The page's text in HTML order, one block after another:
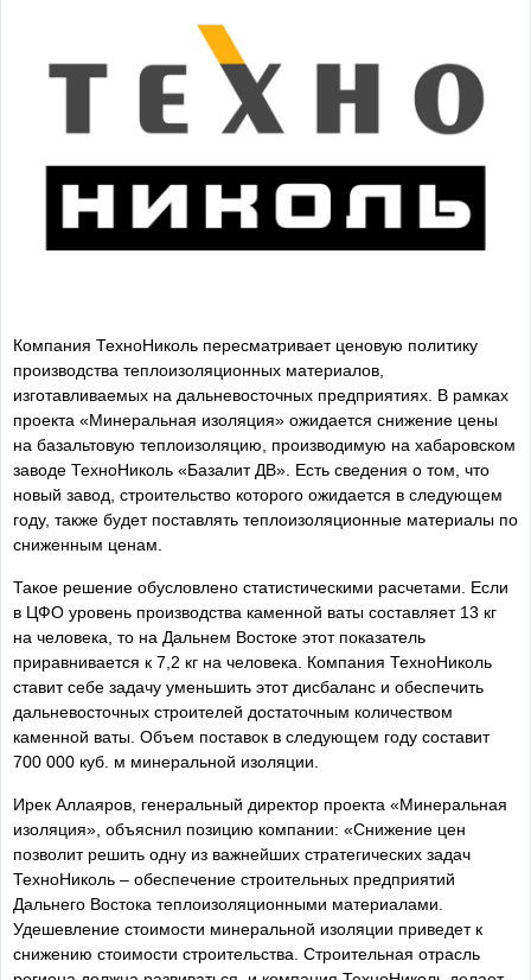
Компания ТехноНиколь пересматривает ценовую политику
производства теплоизоляционных материалов,
изготавливаемых на дальневосточных предприятиях. В рамках
проекта «Минеральная изоляция» ожидается снижение цены
на базальтовую теплоизоляцию, производимую на хабаровском
заводе ТехноНиколь «Базалит ДВ». Есть сведения о том, что
новый завод, строительство которого ожидается в следующем
году, также будет поставлять теплоизоляционные материалы по
сниженным ценам.
Такое решение обусловлено статистическими расчетами. Если
в ЦФО уровень производства каменной ваты составляет 13 кг
на человека, то на Дальнем Востоке этот показатель
приравнивается к 7,2 кг на человека. Компания ТехноНиколь
ставит себе задачу уменьшить этот дисбаланс и обеспечить
дальневосточных строителей достаточным количеством
каменной ваты. Объем поставок в следующем году составит
700 000 куб. м минеральной изоляции.
Ирек Аллаяров, генеральный директор проекта «Минеральная
изоляция», объяснил позицию компании: «Снижение цен
позволит решить одну из важнейших стратегических задач
ТехноНиколь – обеспечение строительных предприятий
Дальнего Востока теплоизоляционными материалами.
Удешевление стоимости минеральной изоляции приведет к
снижению стоимости строительства. Строительная отрасль